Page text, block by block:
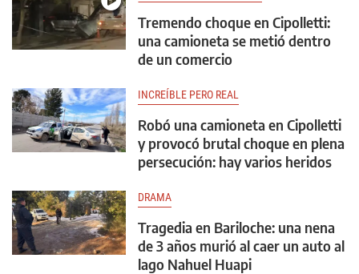
Tremendo choque en Cipolletti:
una camioneta se metió dentro
de un comercio
INCREÍBLE PERO REAL
Robó una camioneta en Cipolletti
y provocó brutal choque en plena
persecución: hay varios heridos
DRAMA
Tragedia en Bariloche: una nena
de 3 años murió al caer un auto al
lago Nahuel Huapi